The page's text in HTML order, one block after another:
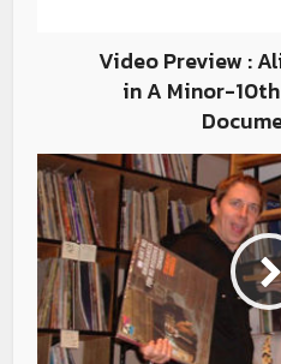
Video Preview :
in A Minor-